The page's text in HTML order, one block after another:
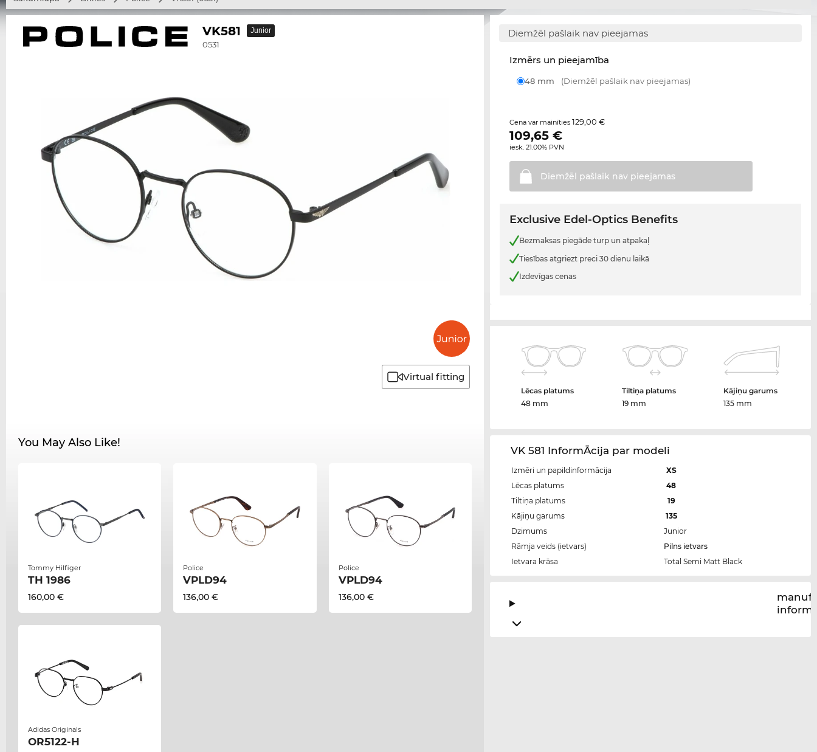
VK581
0531
Junior
Virtual fitting
You May Also Like!
Tommy Hilfiger
TH 1986
160,00 €
Police
VPLD94
136,00 €
Police
VPLD94
136,00 €
Adidas Originals
OR5122-H
Diemžēl pašlaik nav pieejamas
Izmērs un pieejamība
48 mm (Diemžēl pašlaik nav pieejamas)
Cena var mainīties129,00 €
109,65 €
iesk. 21.00% PVN
Diemžēl pašlaik nav pieejamas
Exclusive Edel-Optics Benefits
Bezmaksas piegāde turp un atpakaļ
Tiesības atgriezt preci 30 dienu laikā
Izdevīgas cenas
Lēcas platums
48 mm
Tiltiņa platums
19 mm
Kājiņu garums
135 mm
VK 581 InformĀcija par modeli
Izmēri un papildinformācija
XS
Lēcas platums
48
Tiltiņa platums
19
Kājiņu garums
135
Dzimums
Junior
Rāmja veids (ietvars)
Pilns ietvars
Ietvara krāsa
Total Semi Matt Black